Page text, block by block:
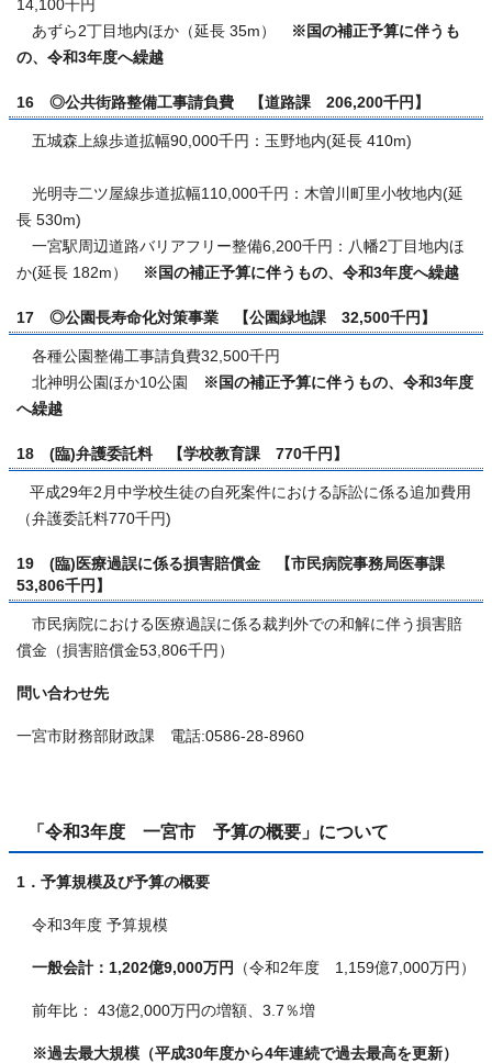
14,100千円
あずら2丁目地内ほか（延長 35m）
※国の補正予算に伴うも
の、令和3年度へ繰越
16 ◎公共街路整備工事請負費 【道路課 206,200千円】
五城森上線歩道拡幅90,000千円：玉野地内(延長 410m)
光明寺二ツ屋線歩道拡幅110,000千円：木曽川町里小牧地内(延
長 530m)
一宮駅周辺道路バリアフリー整備6,200千円：八幡2丁目地内ほ
か(延長 182m）
※国の補正予算に伴うもの、令和3年度へ繰越
17 ◎公園長寿命化対策事業 【公園緑地課 32,500千円】
各種公園整備工事請負費32,500千円
北神明公園ほか10公園
※国の補正予算に伴うもの、令和3年度
へ繰越
18 (臨)弁護委託料 【学校教育課 770千円】
平成29年2月中学校生徒の自死案件における訴訟に係る追加費用
（弁護委託料770千円)
19 (臨)医療過誤に係る損害賠償金 【市民病院事務局医事課
53,806千円】
市民病院における医療過誤に係る裁判外での和解に伴う損害賠
償金（損害賠償金53,806千円）
問い合わせ先
一宮市財務部財政課 電話:0586-28-8960
「令和3年度 一宮市 予算の概要」について
1．予算規模及び予算の概要
令和3年度 予算規模
一般会計：1,202億9,000万円 （令和2年度 1,159億7,000万円）
前年比： 43億2,000万円の増額、3.7％増
※過去最大規模（平成30年度から4年連続で過去最高を更新）